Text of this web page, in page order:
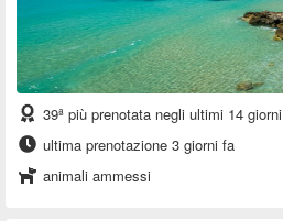
39ª più prenotata negli ultimi 14 giorni
ultima prenotazione 3 giorni fa
animali ammessi